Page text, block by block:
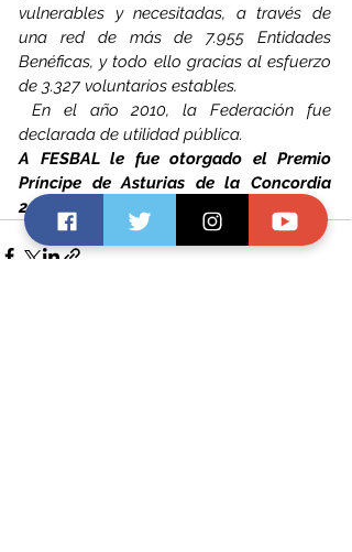
vulnerables y necesitadas, a través de
una red de más de 7.955 Entidades
Benéficas, y todo ello gracias al esfuerzo
de 3.327 voluntarios estables.
declarada de utilidad pública.
A FESBAL le fue otorgado el Premio
Príncipe de Asturias de la Concordia
2012.